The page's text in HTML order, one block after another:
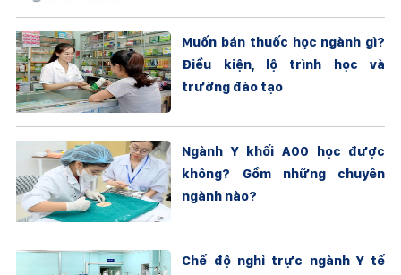
Muốn bán thuốc học ngành gì?
Điều kiện, lộ trình học và
trường đào tạo
Ngành Y khối A00 học được
không? Gồm những chuyên
ngành nào?
Chế độ nghỉ trực ngành Y tế